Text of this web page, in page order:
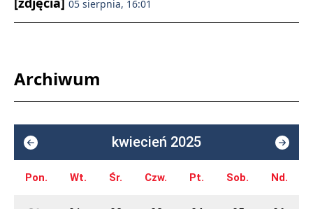
05 sierpnia, 16:01
Archiwum
kwiecień 2025
Pon. Wt. Śr. Czw. Pt. Sob. Nd.